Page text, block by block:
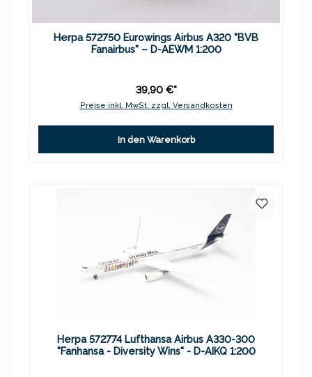
Herpa 572750 Eurowings Airbus A320 "BVB
Fanairbus" – D-AEWM 1:200
39,90 €*
Preise inkl. MwSt. zzgl. Versandkosten
In den Warenkorb
Herpa 572774 Lufthansa Airbus A330-300
"Fanhansa - Diversity Wins" - D-AIKQ 1:200